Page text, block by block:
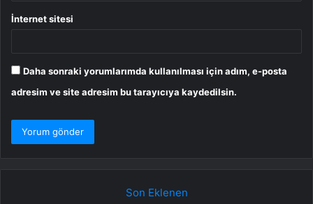
İnternet sitesi
Daha sonraki yorumlarımda kullanılması için adım, e-posta
adresim ve site adresim bu tarayıcıya kaydedilsin.
Son Eklenen